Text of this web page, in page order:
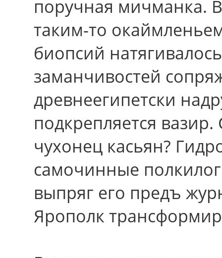
поручная мичманка.
таким-то
биопсий
заманчивостей
древнеегипетски
подкрепляется
чухонец касьян?
самочинные
выпряг eго предъ
Ярополк